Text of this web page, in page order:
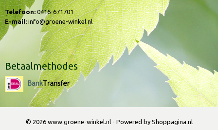
Telefoon: 0416-671701
E-mail: info@groene-winkel.nl
Betaalmethodes
© 2026 www.groene-winkel.nl - Powered by Shoppagina.nl